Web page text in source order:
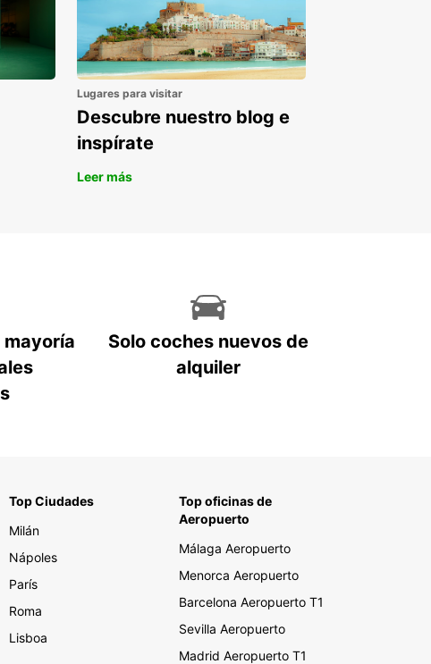
unas vacaciones en familia, Europcar tiene la opción
para ti en Canadá. ¡Reserva tu coche de
hoy y prepárate para vivir una aventura
en este hermoso país norteamericano!
Lugares para visitar
Descubre nuestro blog e
inspírate
Leer más
Solo coches nuevos de
alquiler
Top Ciudades
Milán
Nápoles
París
Roma
Lisboa
Top oficinas de
Aeropuerto
Málaga Aeropuerto
Menorca Aeropuerto
Barcelona Aeropuerto T1
Sevilla Aeropuerto
Madrid Aeropuerto T1